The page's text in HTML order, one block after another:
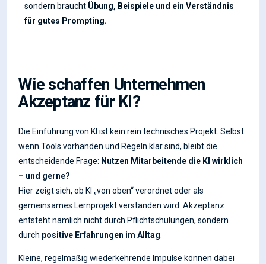
sondern braucht Übung, Beispiele und ein Verständnis
für gutes Prompting.
Wie schaffen Unternehmen
Akzeptanz für KI?
Die Einführung von KI ist kein rein technisches Projekt. Selbst
wenn Tools vorhanden und Regeln klar sind, bleibt die
entscheidende Frage: Nutzen Mitarbeitende die KI wirklich
– und gerne?
Hier zeigt sich, ob KI „von oben“ verordnet oder als
gemeinsames Lernprojekt verstanden wird. Akzeptanz
entsteht nämlich nicht durch Pflichtschulungen, sondern
durch positive Erfahrungen im Alltag
Kleine, regelmäßig wiederkehrende Impulse können dabei